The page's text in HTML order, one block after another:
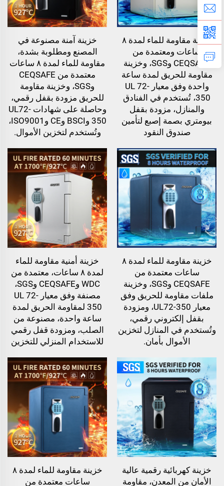
خزينة مقاومة للماء لمدة ٨
ساعات ومعتمدة من
CEQSAFE وSGS، وخزينة
مقاومة للحريق لمدة ساعة
واحدة وفق معيار UL 72-
350، تُستخدم في الفنادق
والمنازل، مزودة بقفل
بيومتري بصمة إصبع لتأمين
صندوق النقود
خزينة آمنة مصنوعة في
المصنع ومطلوبة بشدة،
مقاومة للماء لمدة ٨ ساعات
معتمدة من CEQSAFE
وSGS، وخزينة مقاومة
للحريق مزودة بقفل رقمي،
وحاصلة على شهادات UL72-
350 وBSCI وCE وISO9001،
وتُستخدم لتخزين الأموال.
خزينة مقاومة للماء لمدة ٨
ساعات معتمدة من
CEQSAFE وSGS، وخزينة
ملفات مقاومة للحريق وفق
معيار UL72-350، ومزودة
بقفل إلكتروني رقمي،
وتُستخدم في المنازل لتخزين
الأموال بأمان.
خزينة أمنية مقاومة للماء
لمدة ٨ ساعات، معتمدة من
WDC وCEQSAFE وSGS،
مصنفة وفق معيار UL 72-
350 لمقاومة الحريق لمدة
ساعة واحدة، مصنوعة من
الصلب، ومزودة قفل رقمي
للاستخدام المنزلي للتخزين
خزينة كهربائية رقمية عالية
الأمان من المعدن، مقاومة
خزينة مقاومة للماء لمدة ٨
ساعات معتمدة من